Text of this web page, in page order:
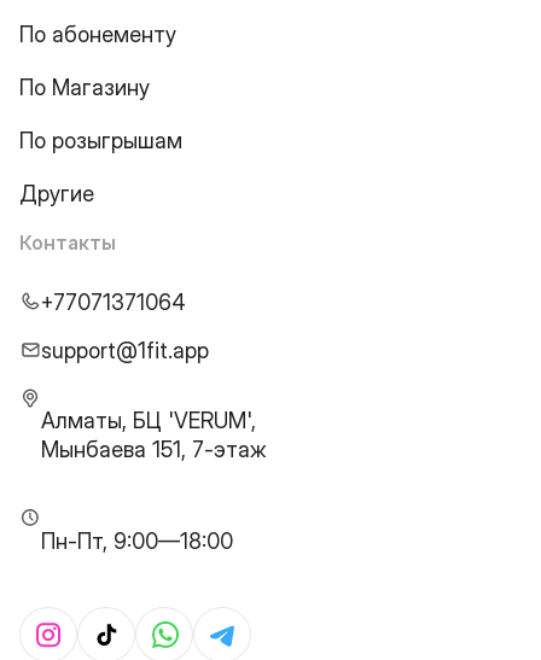
По абонементу
По Магазину
По розыгрышам
Другие
Контакты
+77071371064
support@1fit.app
Алматы, БЦ 'VERUM',
Мынбаева 151, 7-этаж
Пн-Пт, 9:00—18:00